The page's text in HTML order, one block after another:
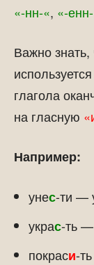
«-нн-«, «-
Важно
глагола
на гласную
Например:
унес-ти —
украс-ть
покраси-